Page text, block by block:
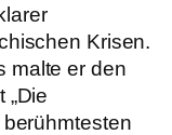
Krisen.
malte er den
„Die